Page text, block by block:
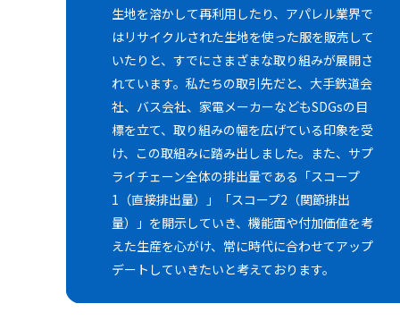
生地を溶かして再利用したり、アパレル業界で
はリサイクルされた生地を使った服を販売して
いたりと、すでにさまざまな取り組みが展開さ
れています。私たちの取引先だと、大手鉄道会
社、バス会社、家電メーカーなどもSDGsの目
標を立て、取り組みの幅を広げている印象を受
け、この取組みに踏み出しました。また、サプ
ライチェーン全体の排出量である「スコープ
1（直接排出量）」「スコープ2（関節排出
量）」を開示していき、機能面や付加価値を考
えた生産を心がけ、常に時代に合わせてアップ
デートしていきたいと考えております。